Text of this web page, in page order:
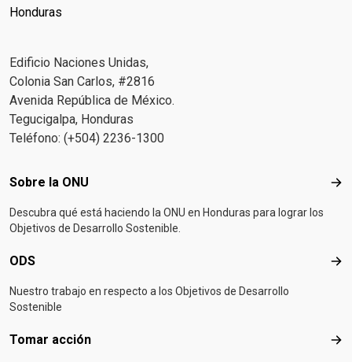
Honduras
Edificio Naciones Unidas,
Colonia San Carlos, #2816
Avenida República de México.
Tegucigalpa, Honduras
Teléfono: (+504) 2236-1300
Footer menu
Sobre la ONU
Descubra qué está haciendo la ONU en Honduras para lograr los
Objetivos de Desarrollo Sostenible.
ODS
Nuestro trabajo en respecto a los Objetivos de Desarrollo
Sostenible
Tomar acción